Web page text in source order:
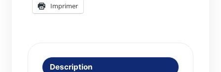
Imprimer
Description